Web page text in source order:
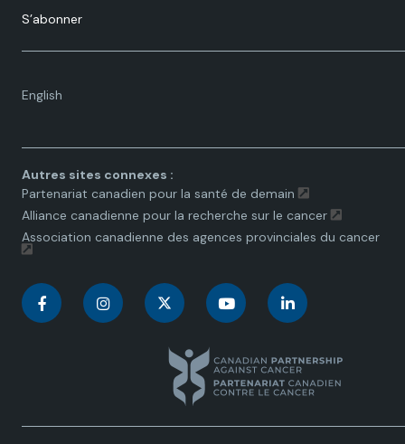
S’abonner
English
Language
Autres sites connexes :
Partenariat canadien pour la santé de demain
Alliance canadienne pour la recherche sur le cancer
Association canadienne des agences provinciales du cancer
C
a
C
a
n
a
C
n
a
C
n
a